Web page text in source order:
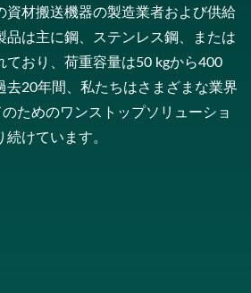
資材搬送機器の製造業者および供給
品は主に鋼、ステンレス鋼、または
ており、荷重容量は50 kgから400
去20年間、私たちはさまざまな業界
ためのワンストップソリューショ
けています。